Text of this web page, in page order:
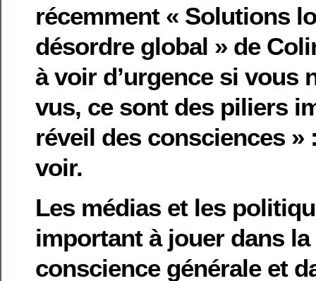
récemment « Solutions
désordre global » de
à voir d’urgence si vous
vus, ce sont des piliers
réveil des consciences »
voir.
Les médias et les
important à jouer dans
conscience générale et